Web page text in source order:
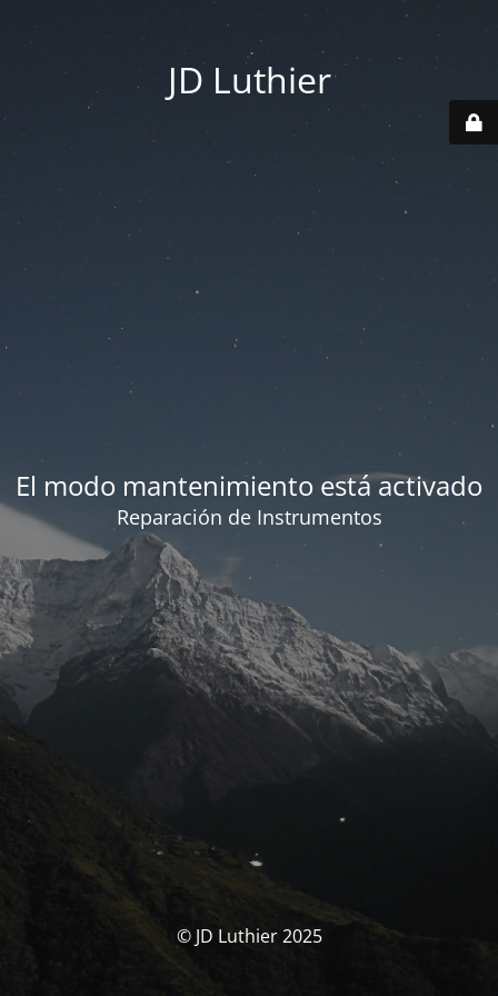
JD Luthier
El modo mantenimiento está activado
Reparación de Instrumentos
© JD Luthier 2025